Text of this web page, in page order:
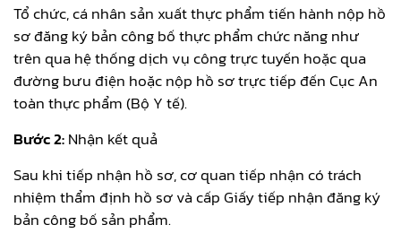
Tổ chức, cá nhân sản xuất thực phẩm tiến hành nộp hồ
sơ đăng ký bản công bố thực phẩm chức năng như
trên qua hệ thống dịch vụ công trực tuyến hoặc qua
đường bưu điện hoặc nộp hồ sơ trực tiếp đến Cục An
toàn thực phẩm (Bộ Y tế).
Bước 2:Nhận kết quả
Sau khi tiếp nhận hồ sơ, cơ quan tiếp nhận có trách
nhiệm thẩm định hồ sơ và cấp Giấy tiếp nhận đăng ký
bản công bố sản phẩm.